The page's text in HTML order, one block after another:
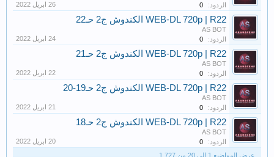
الردود:
0
WEB-DL 720p | R22 الكندوش ج2 حـ22
AS BOT
الردود:
0
WEB-DL 720p | R22 الكندوش ج2 حـ21
AS BOT
الردود:
0
WEB-DL 720p | R22 الكندوش ج2 حـ19-20
AS BOT
الردود:
0
WEB-DL 720p | R22 الكندوش ج2 حـ18
AS BOT
الردود:
0
عرض المواضيع 1 إلى 20 من 1,727